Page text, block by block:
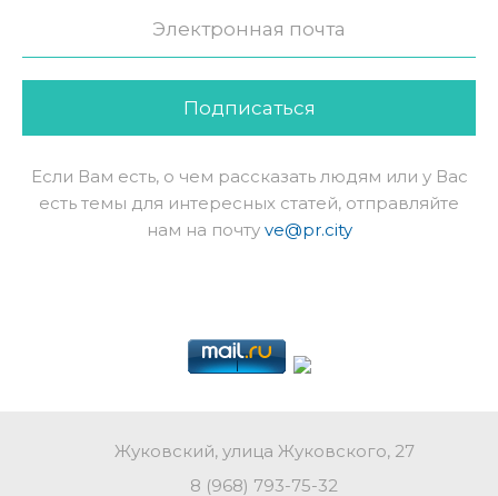
Подписаться
Если Вам есть, о чем рассказать людям или у Вас
есть темы для интересных статей, отправляйте
нам на почту ve@pr.city
Жуковский, улица Жуковского, 27
8 (968) 793-75-32